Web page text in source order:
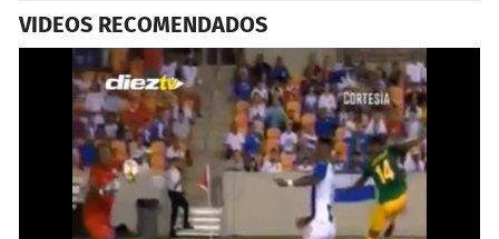
VIDEOS RECOMENDADOS